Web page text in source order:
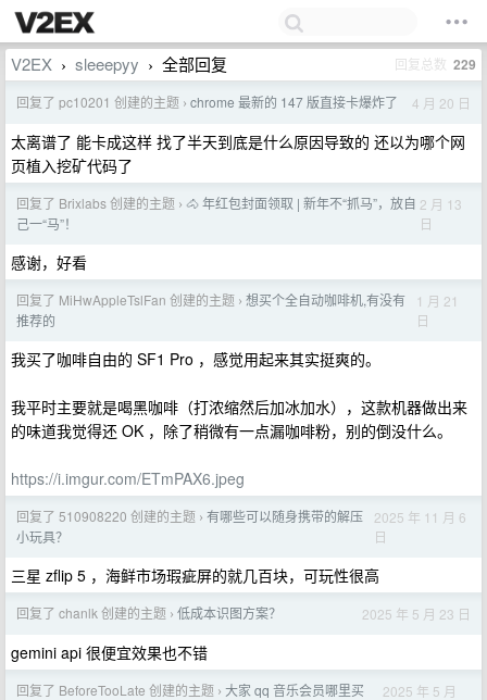
V2EX › sleeepyy › 全部回复 回复总数 229
回复了 pc10201 创建的主题 › chrome 最新的 147 版直接卡爆炸了 4 月 20 日
太离谱了 能卡成这样 找了半天到底是什么原因导致的 还以为哪个网
页植入挖矿代码了
回复了 Brixlabs 创建的主题 › 🐴 年红包封面领取 | 新年不“抓马”，放自
己一“马”！
2 月 13
日
感谢，好看
回复了 MiHwAppleTslFan 创建的主题 › 想买个全自动咖啡机,有没有
推荐的
1 月 21
日
我买了咖啡自由的 SF1 Pro ，感觉用起来其实挺爽的。
我平时主要就是喝黑咖啡（打浓缩然后加冰加水），这款机器做出来
的味道我觉得还 OK ，除了稍微有一点漏咖啡粉，别的倒没什么。
https://i.imgur.com/ETmPAX6.jpeg
回复了 510908220 创建的主题 › 有哪些可以随身携带的解压
小玩具？
2025 年 11 月 6
日
三星 zflip 5 ，海鲜市场瑕疵屏的就几百块，可玩性很高
回复了 chanlk 创建的主题 › 低成本识图方案？ 2025 年 5 月 23 日
gemini api 很便宜效果也不错
回复了 BeforeTooLate 创建的主题 › 大家 qq 音乐会员哪里买
2025 年 5 月